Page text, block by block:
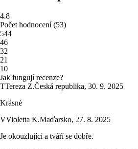
4.8
Počet hodnocení(53)
544
46
32
21
10
Jak fungují recenze?
TTereza Z.Česká republika, 30. 9. 2025
Krásné
VVioletta K.Maďarsko, 27. 8. 2025
Je okouzlující a tváří se dobře.